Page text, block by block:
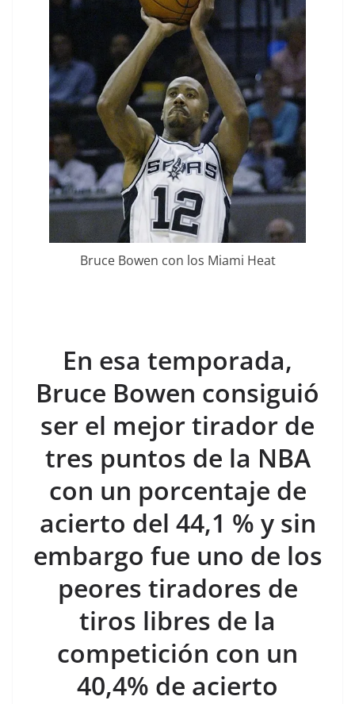
Bruce Bowen con los Miami Heat
En esa temporada,
Bruce Bowen consiguió
ser el mejor tirador de
tres puntos de la NBA
con un porcentaje de
acierto del 44,1 % y sin
embargo fue uno de los
peores tiradores de
tiros libres de la
competición con un
40,4% de acierto